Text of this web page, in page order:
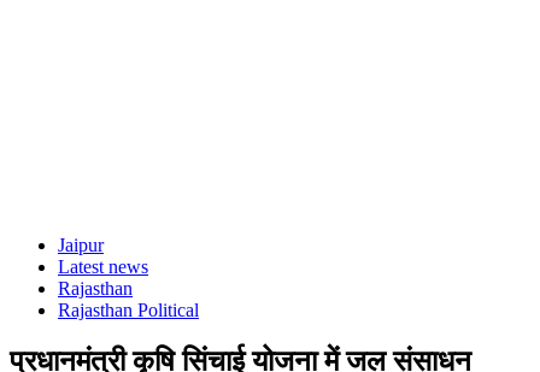
Jaipur
Latest news
Rajasthan
Rajasthan Political
प्रधानमंत्री कृषि सिंचाई योजना में जल संसाधन